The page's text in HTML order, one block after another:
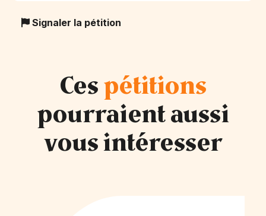
Signaler la pétition
Ces pétitions
pourraient aussi
vous intéresser